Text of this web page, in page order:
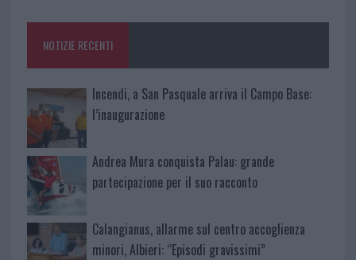
o
k
p
NOTIZIE RECENTI
Incendi, a San Pasquale arriva il Campo Base:
l’inaugurazione
Andrea Mura conquista Palau: grande
partecipazione per il suo racconto
Calangianus, allarme sul centro accoglienza
minori, Albieri: “Episodi gravissimi”